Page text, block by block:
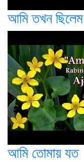
আমি তখন ছিলেম
আমি তোমায় যত